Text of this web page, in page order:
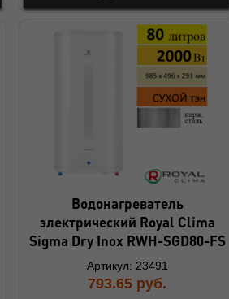
Водонагреватель
электрический Royal Clima
Sigma Dry Inox RWH-SGD80-FS
Артикул: 23491
793.65 руб.